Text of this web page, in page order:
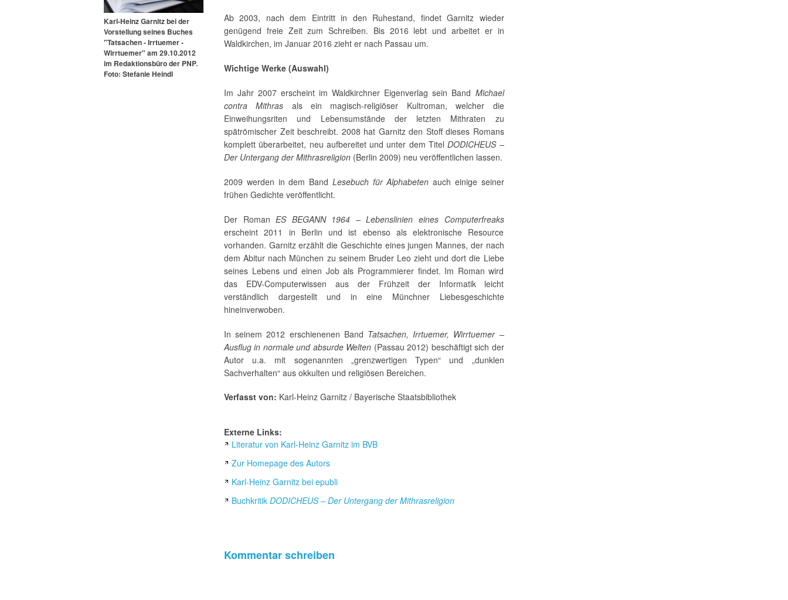
Karl-Heinz Garnitz bei der
Vorstellung seines Buches
"Tatsachen - Irrtuemer -
Wirrtuemer" am 29.10.2012
im Re­dak­ti­ons­bü­ro der PNP.
Foto: Stefanie Heindl
Ab 2003, nach dem Eintritt in den Ruhestand, findet Garnitz wieder
genügend freie Zeit zum Schreiben. Bis 2016 lebt und arbeitet er in
Waldkirchen, im Januar 2016 zieht er nach Passau um.
Wichtige Werke (Auswahl)
Im Jahr 2007 erscheint im Waldkirchner Eigenverlag sein Band Michael
contra Mithras als ein magisch-religiöser Kultroman, welcher die
Einweihungsriten und Lebensumstände der letzten Mithraten zu
spätrömischer Zeit beschreibt. 2008 hat Garnitz den Stoff dieses Romans
komplett überarbeitet, neu aufbereitet und unter dem TitelDODICHEUS –
Der Untergang der Mithrasreligion (Berlin 2009) neu veröffentlichen lassen.
2009 werden in dem Band Lesebuch für Alphabeten auch einige seiner
frühen Gedichte veröffentlicht.
Der RomanES BEGANN 1964 – Lebenslinien eines Computerfreaks
erscheint 2011 in Berlin und ist ebenso als elektronische Resource
vorhanden. Garnitz erzählt die Geschichte eines jungen Mannes, der nach
dem Abitur nach München zu seinem Bruder Leo zieht und dort die Liebe
seines Lebens und einen Job als Programmierer findet. Im Roman wird
das EDV-Computerwissen aus der Frühzeit der Informatik leicht
verständlich dargestellt und in eine Münchner Liebesgeschichte
hineinverwoben.
In seinem 2012 erschienenen Band Tatsachen, Irrtuemer, Wirrtuemer –
Ausflug in normale und absurde Welten (Passau 2012) beschäftigt sich der
Autor u.a. mit sogenannten „grenzwertigen Typen“ und „dunklen
Sachverhalten“ aus okkulten und religiösen Bereichen.
Verfasst von: Karl-Heinz Garnitz / Bayerische Staatsbibliothek
Externe Links:
Literatur von Karl-Heinz Garnitz im BVB
Zur Homepage des Autors
Karl-Heinz Garnitz bei epubli
Buchkritik DODICHEUS – Der Untergang der Mithrasreligion
Kommentar schreiben